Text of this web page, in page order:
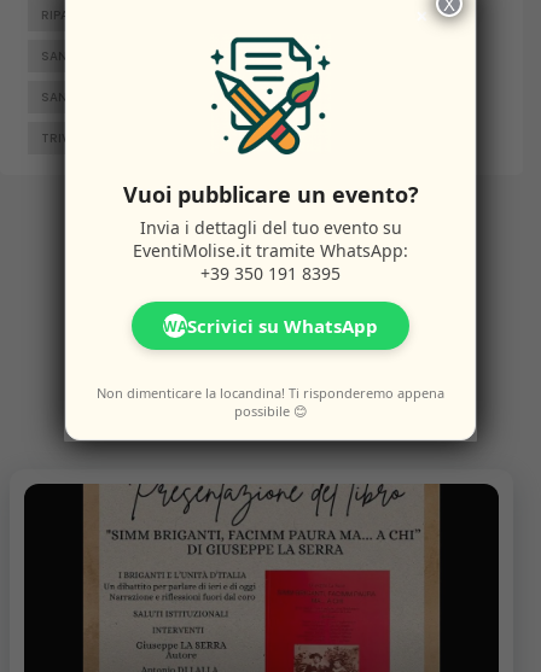
RIPALIMOSANI
SAN GIACOMO DEGLI SCHIAVONI SAN MASSIMO
SANTA CROCE DI MAGLIANO SEPINO
TRIVENTO VINCHIATURO
AltriEventi
×
Vuoi pubblicare un evento?
Invia i dettagli del tuo evento su
EventiMolise.it tramite WhatsApp:
+39 350 191 8395
WAScrivici su WhatsApp
Non dimenticare la locandina! Ti risponderemo appena
possibile 😊
X